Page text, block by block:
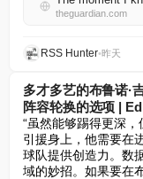
theguardian.com
RSS Hunter•昨天
多才多艺的布鲁诺·
阵容轮换的选项 |
“虽然能够踢得更深
引援身上，他需要在
球队提供创造力。数
域的妙招。如果要在